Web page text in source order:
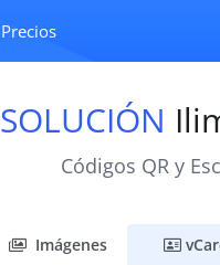
Precios
SOLUCIÓN
Códigos QR y
Imágenes